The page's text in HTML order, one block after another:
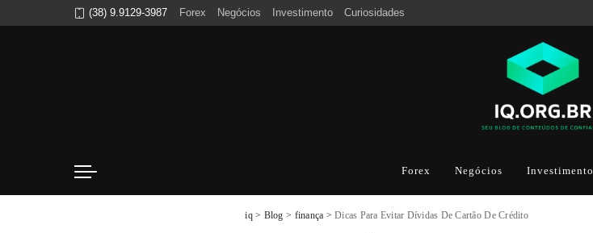
(38) 9.9129-3987 Forex Negócios Investimento Curiosidades
Forex Negócios Investimento
iq> Blog > finança >Dicas Para Evitar Dívidas De Cartão De Crédito